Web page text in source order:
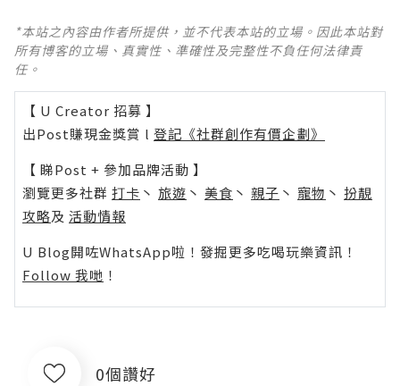
*本站之內容由作者所提供，並不代表本站的立場。因此本站對
所有博客的立場、真實性、準確性及完整性不負任何法律責
任。
【 U Creator 招募 】
出Post賺現金獎賞 l 登記《社群創作有價企劃》
【 睇Post + 參加品牌活動 】
瀏覽更多社群 打卡 丶 旅遊 丶 美食 丶 親子 丶 寵物 丶 扮靚
攻略及 活動情報
U Blog開咗WhatsApp啦！發掘更多吃喝玩樂資訊！
Follow 我哋 ！
0個讚好